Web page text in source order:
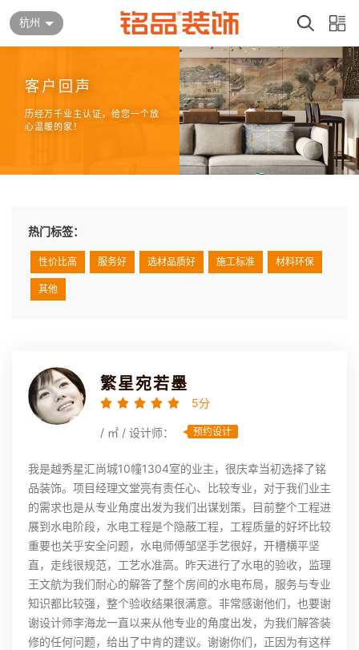
杭州
客户回声
历经万千业主认证，给您一个放
心温暖的家！
热门标签：
性价比高 服务好 选材品质好 施工标准 材料环保
其他
繁星宛若墨
5分
/ ㎡ / 设计师： 预约设计
我是越秀星汇尚城10幢1304室的业主，很庆幸当初选择了铭
品装饰。项目经理文堂亮有责任心、比较专业，对于我们业主
的需求也是从专业角度出发为我们出谋划策，目前整个工程进
展到水电阶段，水电工程是个隐蔽工程，工程质量的好坏比较
重要也关乎安全问题，水电师傅邹坚手艺很好，开槽横平坚
直，走线很规范，工艺水准高。昨天进行了水电的验收，监理
王文航为我们耐心的解答了整个房间的水电布局，服务与专业
知识都比较强，整个验收结果很满意。非常感谢他们，也要谢
谢设计师李海龙一直以来从他专业的角度出发，为我们解答装
修的任何问题，给出了中肯的建议。谢谢你们，正因为有这样